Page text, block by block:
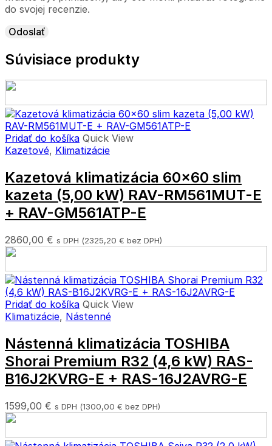
do svojej recenzie.
Súvisiace produkty
Pridať do košíka Quick View
Kazetové, Klimatizácie
Kazetová klimatizácia 60×60 slim
kazeta (5,00 kW) RAV-RM561MUT-E
+ RAV-GM561ATP-E
2860,00 € s DPH (2325,20 € bez DPH)
Pridať do košíka Quick View
Klimatizácie, Nástenné
Nástenná klimatizácia TOSHIBA
Shorai Premium R32 (4,6 kW) RAS-
B16J2KVRG-E + RAS-16J2AVRG-E
1599,00 € s DPH (1300,00 € bez DPH)